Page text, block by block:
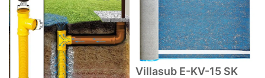
Villasub E-KV-15 SK